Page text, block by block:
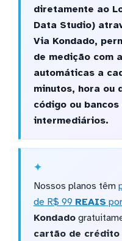
diretamente ao
Data Studio)
Via Kondado,
de medição com
automáticas a
minutos, hora ou
código ou
intermediários.
Nossos planos têm
de R$ 99 REAIS
Kondado
cartão de crédito